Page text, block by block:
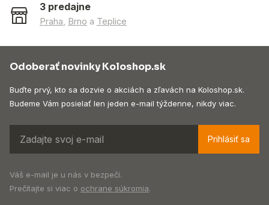
3 predajne
Praha, Brno a Teplice
Odoberať novinky Koloshop.sk
Buďte prvý, kto sa dozvie o akciách a zľavách na Koloshop.sk.
Budeme Vám posielať len jeden e-mail týždenne, nikdy viac.
Prihlásiť sa
Váš e-mail je u nás v bezpečí.
Prečítajte si viac o ochrane súkromia.